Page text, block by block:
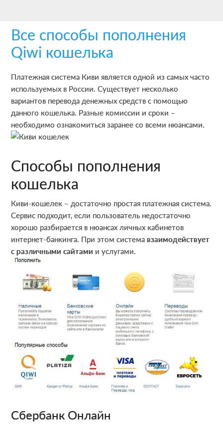
main
content
primary
sidebar
footerВсе способы пополнения
Qiwi кошелька
Платежная система Киви является одной из самых часто
используемых в России. Существует несколько
вариантов перевода денежных средств с помощью
данного кошелька. Разные комиссии и сроки –
необходимо ознакомиться заранее со всеми нюансами.
Способы пополнения
кошелька
Киви-кошелек – достаточно простая платежная система.
Сервис подходит, если пользователь недостаточно
хорошо разбирается в нюансах личных кабинетов
интернет-банкинга. При этом системавзаимодействует
с различными сайтами и услугами.
Сбербанк Онлайн